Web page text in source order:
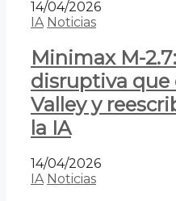
14/04/2026
IA Noticias
Minimax M-
disruptiva que
Valley y
la IA
14/04/2026
IA Noticias